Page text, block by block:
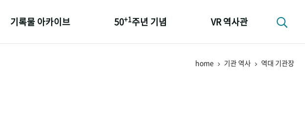
기록물 아카이브 50+1주년 기념 VR 역사관
home 기관 역사 역대 기관장